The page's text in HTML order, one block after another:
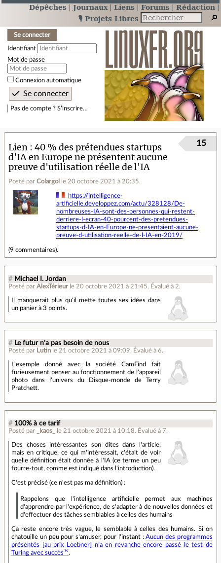
Dépêches Journaux Liens Forums
Rédaction
🎙️ Projets Libres
Se connecter
Identifiant
Mot de passe
Connexion automatique
Pas de compte ? S’inscrire…
Lien
40 % des prétendues startups
d'IA en Europe ne présentent aucune
preuve d'utilisation réelle de l'IA
Posté par Colargol le 20 octobre 2021 à 20:35.
15
https://intelligence-
artificielle.developpez.com/actu/328128/De-
nombreuses-IA-sont-des-personnes-qui-restent-
derriere-l-ecran-40-pourcent-des-pretendues-
startups-d-IA-en-Europe-ne-presentaient-aucune-
preuve-d-utilisation-reelle-de-l-IA-en-2019/
(9 commentaires).
# Michael I. Jordan
Posté par AlexTérieur le 20 octobre 2021 à 21:45. Évalué à 2.
Il manquerait plus qu'il mette toutes ses idées dans
un panier à 3 points.
# Le futur n'a pas besoin de nous
Posté par Lutin le 21 octobre 2021 à 09:09. Évalué à 6.
L'exemple donné avec la société CamFind fait
furieusement penser au fonctionnement de l'appareil
photo dans l'univers du Disque-monde de Terry
Pratchett.
# 100% à ce tarif
Posté par _kaos_ le 21 octobre 2021 à 10:18. Évalué à 7.
Des choses intéressantes son dites dans l'article,
mais en critique, ce qui m'intéressait, c'était de voir
quelle définition était donnée à l'IA (ce terme un peu
fourre-tout, comme est indiqué dans l'introduction).
C'est précisé (ce n'est pas ma définition) :
Rappelons que l'intelligence artificielle permet aux machines
d'apprendre par l'expérience, de s'adapter à de nouvelles données et
d'effectuer des tâches semblables à celles des humains
Ça reste encore très vague, le semblable à celles des humains. Si on
chatouille un peu pour s'amuser, pour l'instant :Aucun des programmes
présentés [au prix Loebner] n’a en revanche encore passé le test de
Turing avec succès
.